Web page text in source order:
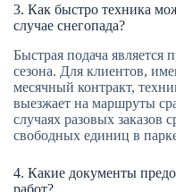
3. Как быстро техника
случае снегопада?
Быстрая подача является
сезона. Для клиентов,
месячный контракт,
выезжает на маршруты
случаях разовых заказов
свободных единиц в
4. Какие документы
работ?